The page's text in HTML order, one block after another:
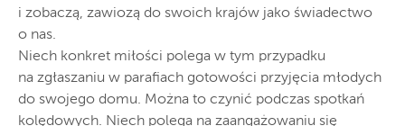
i zobaczą, zawiozą do swoich krajów jako świadectwo
o nas.
Niech konkret miłości polega w tym przypadku
na zgłaszaniu w parafiach gotowości przyjęcia młodych
do swojego domu. Można to czynić podczas spotkań
kolędowych. Niech polega na zaangażowaniu się